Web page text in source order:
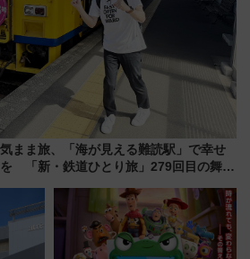
まま旅、「海が見える難読駅」で幸せ
「新・鉄道ひとり旅」279回目の舞台